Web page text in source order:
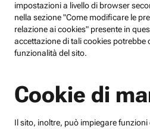
impostazioni a livello di browser
nella sezione "Come modificare le
relazione ai cookies" presente in
accettazione di tali cookies potrebbe
funzionalità del sito.
Cookie di
Il sito, inoltre, può impiegare